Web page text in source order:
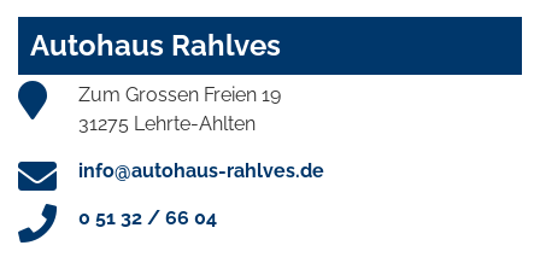
Autohaus Rahlves
Zum Grossen Freien 19
31275 Lehrte-Ahlten
info@autohaus-rahlves.de
0 51 32 / 66 04